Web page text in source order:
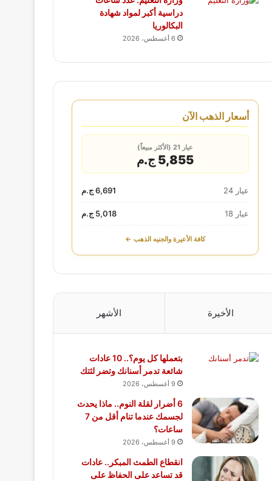
دراسية أكبر لمواد شهادة
البكالوريا
6 أغسطس، 2026
أسعار الذهب الآن
عيار 21 (الأكثر مبيعاً)
5,855 ج.م
عيار 24 6,691 ج.م
عيار 18 5,018 ج.م
كافة الأعيرة والجنيه الذهب ←
الأخيرة الأشهر
بتعملها كل يوم؟.. 10 عادات
شائعة تدمر أسنانك وتضر لثتك
9 أغسطس، 2026
6 أضرار لقلة النوم.. ماذا يحدث
لجسمك عندما تنام أقل من 7
ساعات؟
9 أغسطس، 2026
انقطاع الطمث المبكر.. عادات
قد تساعد على الحفاظ على